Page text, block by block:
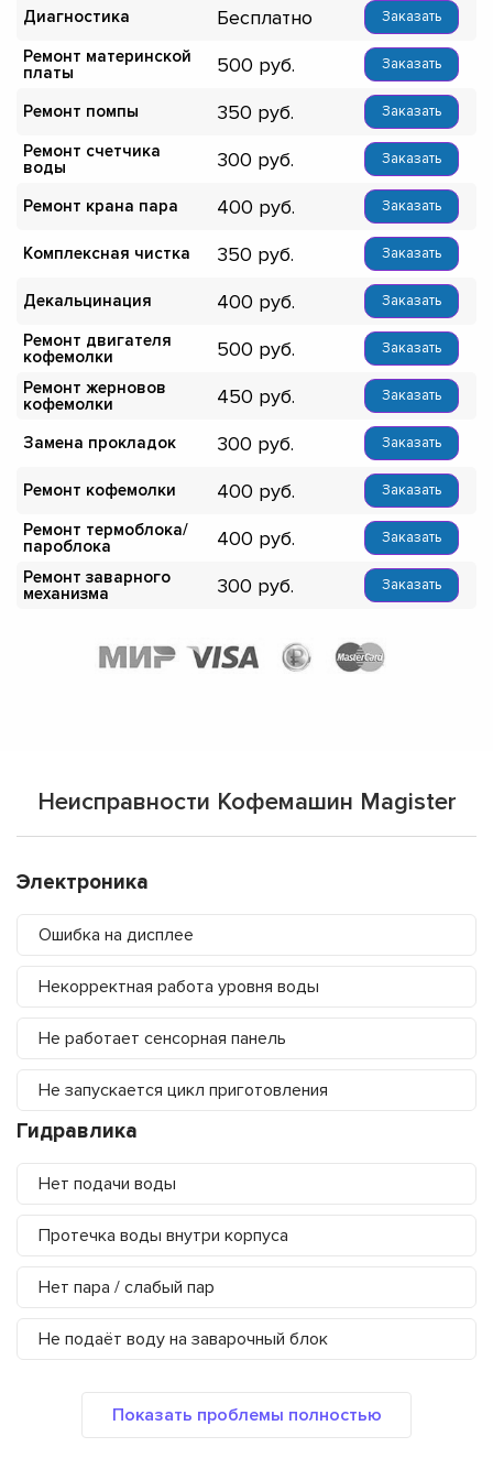
Диагностика Бесплатно Заказать
Ремонт материнской
платы
500 Заказать
Ремонт помпы 350 Заказать
Ремонт счетчика
воды
300 Заказать
Ремонт крана пара 400 Заказать
Комплексная чистка 350 Заказать
Декальцинация 400 Заказать
Ремонт двигателя
кофемолки
500 Заказать
Ремонт жерновов
кофемолки
450 Заказать
Замена прокладок 300 Заказать
Ремонт кофемолки 400 Заказать
Ремонт термоблока/
пароблока
400 Заказать
Ремонт заварного
механизма
300 Заказать
Неисправности Кофемашин Magister
Электроника
Ошибка на дисплее
Некорректная работа уровня воды
Не работает сенсорная панель
Не запускается цикл приготовления
Гидравлика
Нет подачи воды
Протечка воды внутри корпуса
Нет пара / слабый пар
Не подаёт воду на заварочный блок